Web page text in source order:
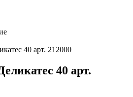
40 арт. 212000
40 арт.